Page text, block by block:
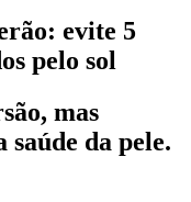
evite 5
pelo sol
mas
da pele.